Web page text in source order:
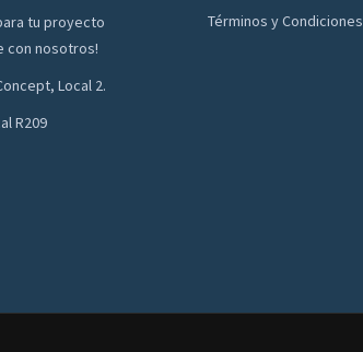
tu proyecto
con nosotros!
Local 2.
R209
Términos y Condiciones